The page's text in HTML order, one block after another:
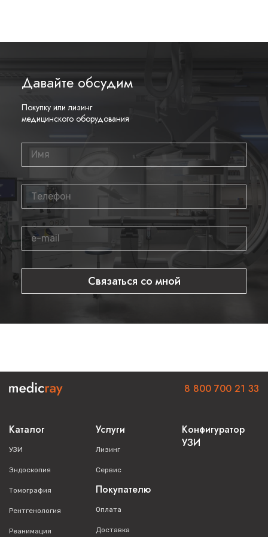
Давайте обсудим
Покупку или лизинг
медицинского оборудования
Связаться со мной
Каталог
УЗИ
Эндоскопия
Томография
Рентгенология
Реанимация
Услуги
Лизинг
Сервис
Покупателю
Оплата
Доставка
Конфигуратор
УЗИ
8 800 700 21 33